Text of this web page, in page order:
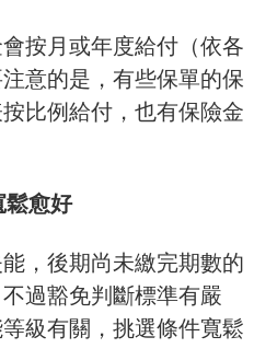
按月或年度給付（依各
意的是，有些保單的保
比例給付，也有保險金
鬆愈好
，後期尚未繳完期數的
過豁免判斷標準有嚴
級有關，挑選條件寬鬆